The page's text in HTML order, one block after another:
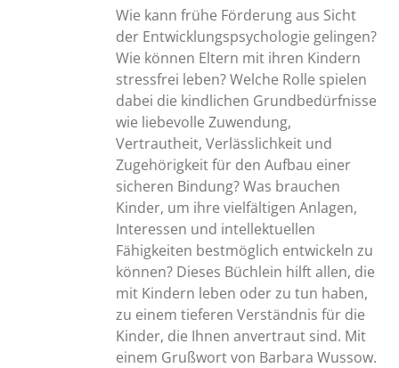
Wie kann frühe Förderung aus Sicht
der Entwicklungspsychologie gelingen?
Wie können Eltern mit ihren Kindern
stressfrei leben? Welche Rolle spielen
dabei die kindlichen Grundbedürfnisse
wie liebevolle Zuwendung,
Vertrautheit, Verlässlichkeit und
Zugehörigkeit für den Aufbau einer
sicheren Bindung? Was brauchen
Kinder, um ihre vielfältigen Anlagen,
Interessen und intellektuellen
Fähigkeiten bestmöglich entwickeln zu
können? Dieses Büchlein hilft allen, die
mit Kindern leben oder zu tun haben,
zu einem tieferen Verständnis für die
Kinder, die Ihnen anvertraut sind. Mit
einem Grußwort von Barbara Wussow.